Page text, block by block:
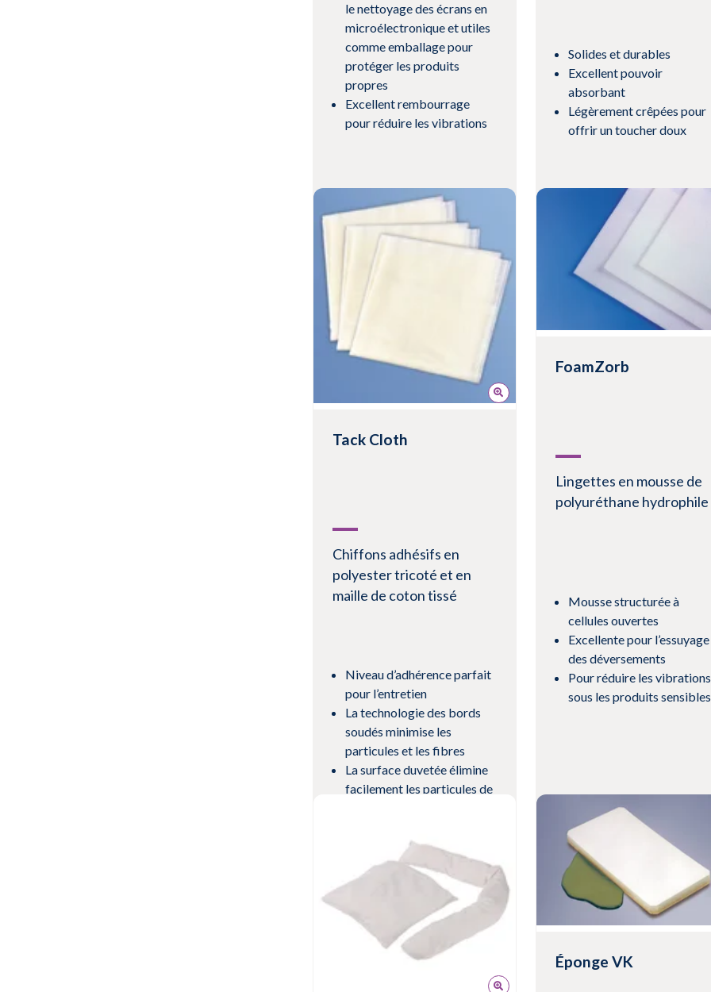
le nettoyage des écrans en
microélectronique et utiles
comme emballage pour
protéger les produits
propres
Excellent rembourrage
pour réduire les vibrations
Voir le produit
Solides et durables
Excellent pouvoir
absorbant
Légèrement crêpées pour
offrir un toucher doux
Voir le produit
Tack Cloth
Chiffons adhésifs en
polyester tricoté et en
maille de coton tissé
Niveau d’adhérence parfait
pour l’entretien
La technologie des bords
soudés minimise les
particules et les fibres
La surface duvetée élimine
facilement les particules de
Voir le produit
FoamZorb
Lingettes en mousse de
polyuréthane hydrophile
Mousse structurée à
cellules ouvertes
Excellente pour l’essuyage
des déversements
Pour réduire les vibrations
sous les produits sensibles
Voir le produit
Éponge VK